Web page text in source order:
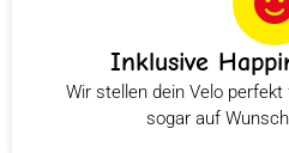
Inklusive
Wir stellen dein Velo
sogar auf